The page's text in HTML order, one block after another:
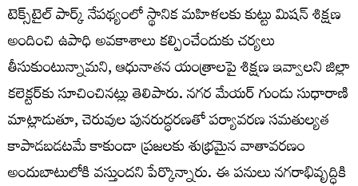
టెక్స్‌టైల్‌ పార్క్ నేపథ్యంలో స్థానిక మహిళలకు కుట్టు మిషన్ శిక్షణ
అందించి ఉపాధి అవకాశాలు కల్పించేందుకు చర్యలు
తీసుకుంటున్నామని, ఆధునాతన యంత్రాలపై శిక్షణ ఇవ్వాలని జిల్లా
కలెక్టర్‌కు సూచించినట్లు తెలిపారు. నగర మేయర్ గుండు సుధారాణి
మాట్లాడుతూ, చెరువుల పునరుద్ధరణతో పర్యావరణ సమతుల్యత
కాపాడబడటమే కాకుండా ప్రజలకు శుభ్రమైన వాతావరణం
అందుబాటులోకి వస్తుందని పేర్కొన్నారు. ఈ పనులు నగరాభివృద్ధికి